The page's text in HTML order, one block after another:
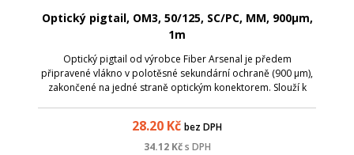
Optický pigtail, OM3, 50/125, SC/PC, MM, 900µm,
1m
Optický pigtail od výrobce Fiber Arsenal je předem
připravené vlákno v polotěsné sekundární ochraně (900 µm),
zakončené na jedné straně optickým konektorem. Slouží k
28.20 Kč bez DPH
34.12Kč s DPH